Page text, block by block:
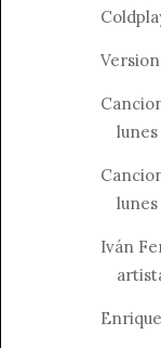
lunes
lunes
Iván